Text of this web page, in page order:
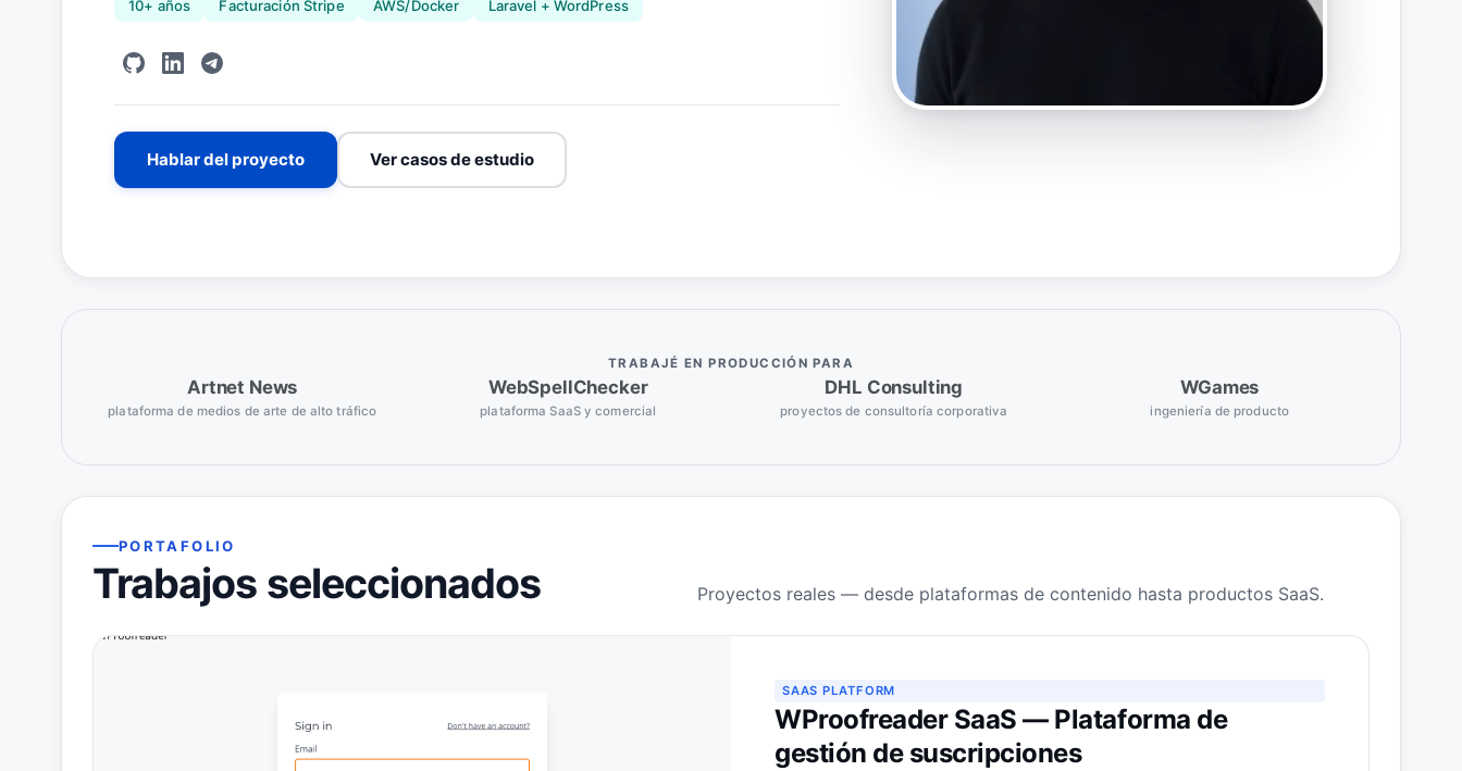
10+ años Facturación Stripe AWS/Docker Laravel + WordPress
Hablar del proyecto Ver casos de estudio
TRABAJÉ EN PRODUCCIÓN PARA
Artnet News
plataforma de medios de arte de alto tráfico
WebSpellChecker
plataforma SaaS y comercial
DHL Consulting
proyectos de consultoría corporativa
WGames
ingeniería de producto
PORTAFOLIO
Trabajos seleccionados Proyectos reales — desde plataformas de contenido hasta productos SaaS.
SAAS PLATFORM
WProofreader SaaS — Plataforma de
gestión de suscripciones